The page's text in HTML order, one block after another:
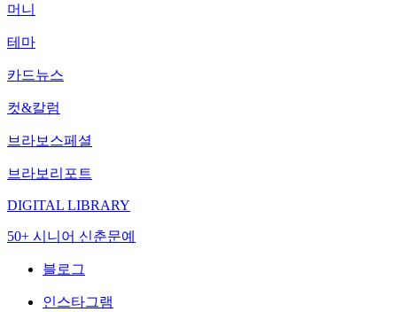
머니
테마
카드뉴스
컷&칼럼
브라보스페셜
브라보리포트
DIGITAL LIBRARY
50+ 시니어 신춘문예
블로그
인스타그램